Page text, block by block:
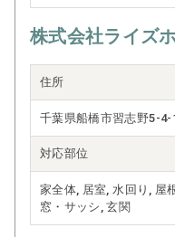
株式会社ライズ
住所
千葉県船橋市習志野5-4-
対応部位
家全体, 居室, 水回り, 屋
窓・サッシ, 玄関